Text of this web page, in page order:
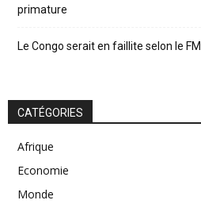
primature
Le Congo serait en faillite selon le FMI
CATÉGORIES
Afrique
Economie
Monde